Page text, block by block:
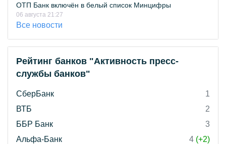
ОТП Банк включён в белый список Минцифры
06 августа 21:27
Все новости
Рейтинг банков "Активность пресс-
службы банков"
СберБанк
1
ВТБ
2
ББР Банк
3
Альфа-Банк
4 (+2)